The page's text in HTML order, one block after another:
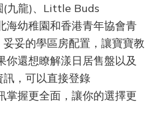
(九龍)、Little Buds
幼稚園和香港青年協會青
妥的學區房配置，讓寶寶教
你還想瞭解漾日居售盤以及
，可以直接登錄
握更全面，讓你的選擇更